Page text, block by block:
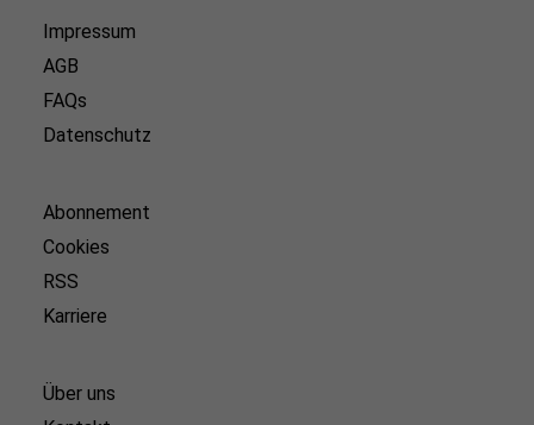
Impressum
AGB
FAQs
Datenschutz
Abonnement
Cookies
RSS
Karriere
Über uns